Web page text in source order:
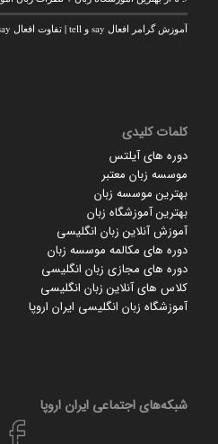
آموزش گرامر افعال say و tell | تفاوت افعال say و tell
کلمات کلیدی
دوره های آیلتس
موسسه زبان معتبر
بهترین موسسه زبان
بهترین آموزشگاه زبان
آموزش آنلاین زبان انگلیسی
دوره های مکالمه موسسه زبان
دوره های مجازی زبان انگلیسی
کلاس های آنلاین زبان انگلیسی
آموزشگاه زبان انگلیسی ایران اروپا
شبکه‌های اجتماعی ایران‌ اروپا